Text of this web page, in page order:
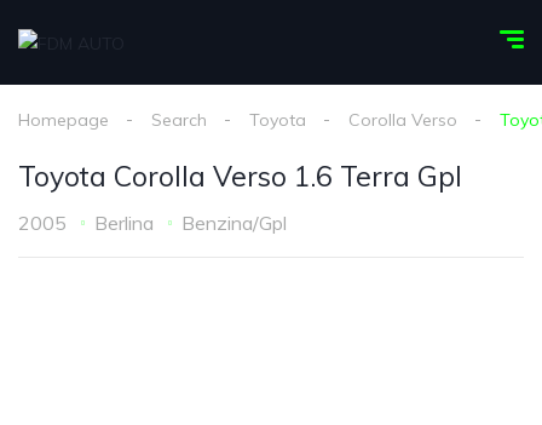
Homepage Search Toyota Corolla Verso
Toyota Corolla Verso 1.6 Terra Gpl
2005 Berlina Benzina/Gpl